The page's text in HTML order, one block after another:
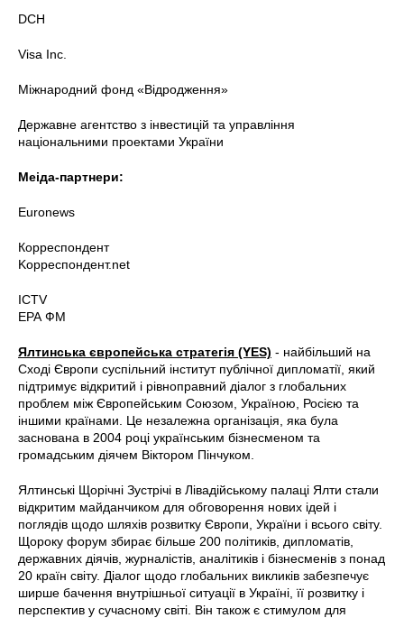
DCH
Visa Inc.
Міжнародний фонд «Відродження»
Державне агентство з інвестицій та управління
національними проектами України
Меіда-партнери:
Euronews
Корреспондент
Kорреспондент.net
ICTV
ЕРА ФМ
Ялтинська європейська стратегія (YES) - найбільший на
Сході Європи суспільний інститут публічної дипломатії, який
підтримує відкритий і рівноправний діалог з глобальних
проблем між Європейським Союзом, Україною, Росією та
іншими країнами. Це незалежна організація, яка була
заснована в 2004 році українським бізнесменом та
громадським діячем Віктором Пінчуком.
Ялтинські Щорічні Зустрічі в Лівадійському палаці Ялти стали
відкритим майданчиком для обговорення нових ідей і
поглядів щодо шляхів розвитку Європи, України і всього світу.
Щороку форум збирає більше 200 політиків, дипломатів,
державних діячів, журналістів, аналітиків і бізнесменів з понад
20 країн світу. Діалог щодо глобальних викликів забезпечує
ширше бачення внутрішньої ситуації в Україні, її розвитку і
перспектив у сучасному світі. Він також є стимулом для